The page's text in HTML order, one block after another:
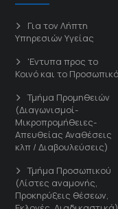
Για τον Λήπτη
Υπηρεσιών Υγείας
'Εντυπα προς το
Κοινό και το Προσωπικό
Τμήμα Προμηθειών
(Διαγωνισμοί-
Μικροπρομήθειες-
Απευθείας Αναθέσεις
κλπ / Διαβουλεύσεις)
Τμήμα Προσωπικού
(Λίστες αναμονής,
Προκηρύξεις θέσεων,